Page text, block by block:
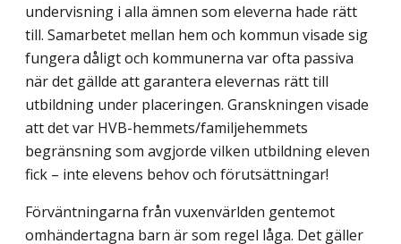
undervisning i alla ämnen som eleverna hade rätt
till. Samarbetet mellan hem och kommun visade sig
fungera dåligt och kommunerna var ofta passiva
när det gällde att garantera elevernas rätt till
utbildning under placeringen. Granskningen visade
att det var HVB-hemmets/familjehemmets
begränsning som avgjorde vilken utbildning eleven
fick – inte elevens behov och förutsättningar!
Förväntningarna från vuxenvärlden gentemot
omhändertagna barn är som regel låga. Det gäller